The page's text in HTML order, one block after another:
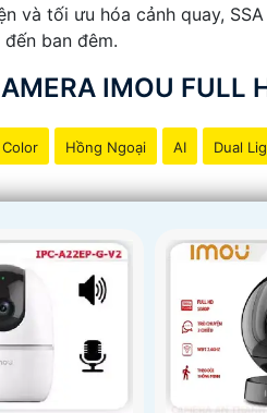
và tối ưu hóa cảnh quay,
ban đêm.
IMOU FULL
Hồng Ngoại AI Dual